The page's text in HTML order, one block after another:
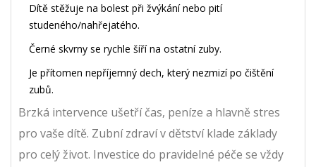
Dítě stěžuje na bolest při žvýkání nebo pití
studeného/nahřejatého.
Černé skvrny se rychle šíří na ostatní zuby.
Je přítomen nepříjemný dech, který nezmizí po čištění
zubů.
Brzká intervence ušetří čas, peníze a hlavně stres
pro vaše dítě. Zubní zdraví v dětství klade základy
pro celý život. Investice do pravidelné péče se vždy